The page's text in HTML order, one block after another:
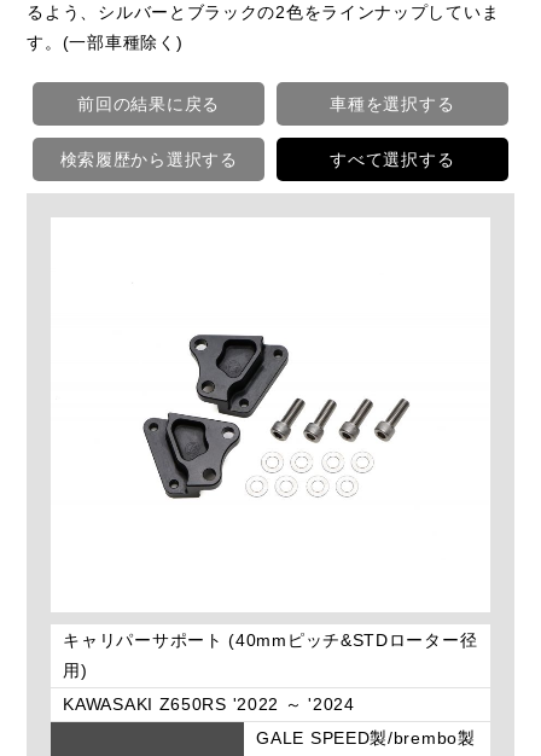
るよう、シルバーとブラックの2色をラインナップしていま
す。(一部車種除く)
前回の結果に戻る 車種を選択する
検索履歴から選択する すべて選択する
キャリパーサポート (40mmピッチ&STDローター径
用)
KAWASAKI Z650RS '2022 ～ '2024
GALE SPEED製/brembo製